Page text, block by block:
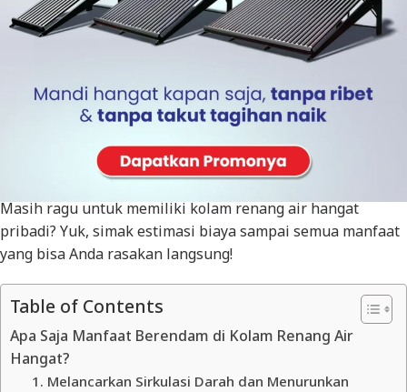
setiap hari, tanpa harus bayar mahal ke spa ataubath
Nyaman bukan? Kini Anda bisa menikmatinya
setiap hari di rumah. Praktis, hemat energi, dan pastinya
bebas khawatir soal tagihan membengkak.
Masih ragu untuk memiliki kolam renang air hangat
pribadi? Yuk, simak estimasi biaya sampai semua manfaat
yang bisa Anda rasakan langsung!
Table of Contents
Apa Saja Manfaat Berendam di Kolam Renang Air
Hangat?
1. Melancarkan Sirkulasi Darah dan Menurunkan